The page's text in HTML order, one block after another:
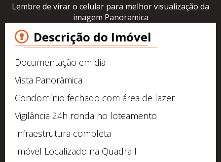
Lembre de virar o celular para melhor visualização da
imagem Panoramica
Descrição do Imóvel
Documentação em dia
Vista Panorâmica
Condomínio fechado com área de lazer
Vigilância 24h ronda no loteamento
Infraestrutura completa
Imóvel Localizado na Quadra I